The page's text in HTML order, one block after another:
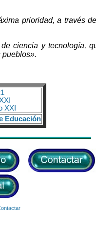
prioridad, a través
ciencia y tecnología,
pueblos».
XXI
Educación